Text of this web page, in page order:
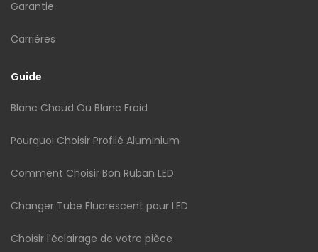
Garantie
Carrières
Guide
Blanc Chaud Ou Blanc Froid
Pourquoi Choisir Profilé Aluminium
Comment Choisir Bon Ruban LED
Changer Tube Fluorescent pour LED
Choisir l'éclairage de votre pièce